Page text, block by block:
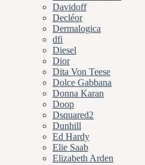
Davidoff
Decléor
Dermalogica
dfi
Diesel
Dior
Dita Von Teese
Dolce Gabbana
Donna Karan
Doop
Dsquared2
Dunhill
Ed Hardy
Elie Saab
Elizabeth Arden